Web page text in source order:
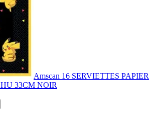
Amscan 16 SERVIETTES PAPIER
33CM NOIR